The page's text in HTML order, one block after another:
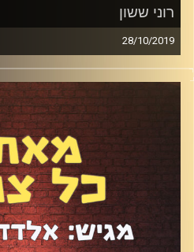
רוני ששון
28/10/2019
רוני ששון הוא מוותיקי
בהופעה זה בהחלט ניכר. דיברנו
על החלטות גורליות בקריירה, על
בר. רוני הוא אחד האנשים
תבינו בדיוק למה.
קרדיט תמונות:אלדד שטרית